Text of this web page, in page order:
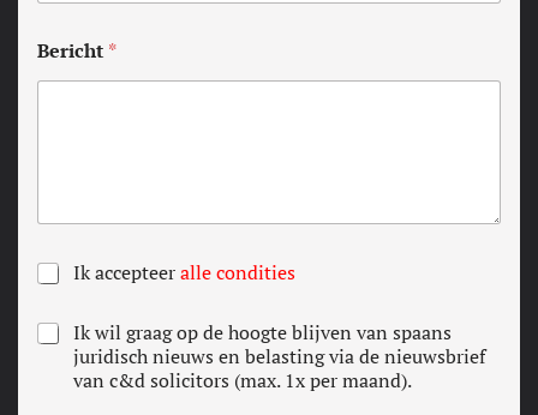
Bericht *
A
L
E
Ik accepteeralle condities
N
e
Ik wil graag op de hoogte blijven van spaans
juridisch nieuws en belasting via de nieuwsbrief
van c&d solicitors (max. 1x per maand).